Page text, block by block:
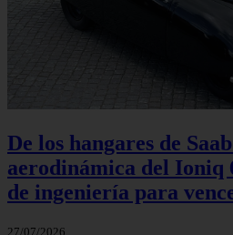
De los hangares de
aerodinámica del Ioniq
de ingeniería para
27/07/2026